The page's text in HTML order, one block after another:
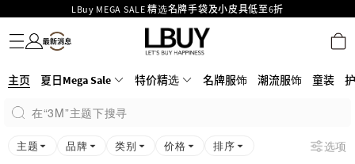
LBuy MEGA SALE 精选名牌手袋及小皮具低至6折
Goyard Hobo / Hobo Mini人气限量特别版限时原价低至75折!
LBuy呈献 - Hermès 及 Chanel 手袋及首饰低至6折，立即入手!
426号铺！
MOKO 1楼175号铺旗舰店特设名牌Hermès、CHANEL及LV专区！
购物满HKD500即享免运费！
名牌服饰
潮流服饰
童装
护肤美妆
香水香薰
个人护理
母婴护理
游戏及精品玩具
文仪用品
家居生活
电子产品
美食
医药保健
运动与户外用品
主页 夏日Mega Sale 特价精选 名牌服饰 潮流服饰 童装
在“3M”主题下搜寻
主题 品牌 类别 价格 排序 选项